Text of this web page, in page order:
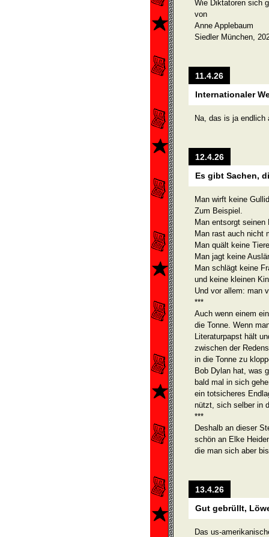
Wie Diktatoren sich
von
Anne Applebaum
Siedler München,
11.4.26
Internationaler
Na, das is ja
12.4.26
Es gibt Sachen,
Man wirft keine
Zum Beispiel.
Man entsorgt
Man rast auch nicht
Man quält keine
Man jagt keine
Man schlägt keine
und keine kleinen
Und vor allem: man
***
Auch wenn einem
die Tonne. Wenn
Literatur­papst hält
zwischen der
in die Tonne zu
Bob Dylan hat, was
bald mal in sich
ein tot­sicheres
nützt, sich selber in
***
Deshalb an dieser
schön an Elke
die man sich aber
13.4.26
Gut gebrüllt,
Das us-